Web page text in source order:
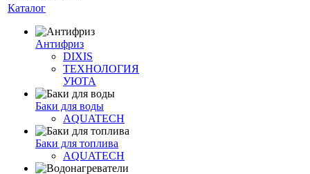
Каталог
Антифриз
DIXIS
ТЕХНОЛОГИЯ
УЮТА
Баки для воды
AQUATECH
Баки для топлива
AQUATECH